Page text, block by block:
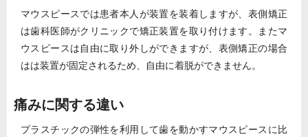
マウスピースでは患者本人が装置を装着しますが、表側矯正
は歯科医師がクリニックで矯正装置を取り付けます。またマ
ウスピースは自由に取り外しができますが、表側矯正の場合
はは装置が固定されるため、自由に着脱ができません。
痛みに関する違い
プラスチックの弾性を利用して歯を動かすマウスピースに比